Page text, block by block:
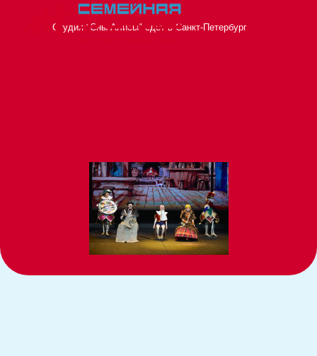
Студия "Сны Алисы" едет в Санкт-Петербург